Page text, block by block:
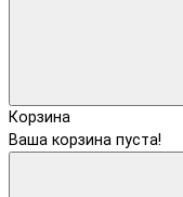
Корзина
Ваша корзина пуста!